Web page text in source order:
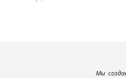
Мы